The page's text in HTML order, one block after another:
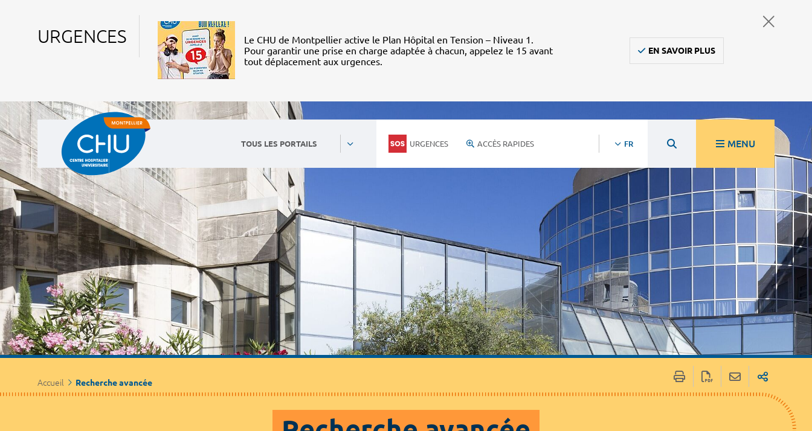
URGENCES
Le CHU de Montpellier active le Plan Hôpital en Tension – Niveau 1.
Pour garantir une prise en charge adaptée à chacun, appelez le 15 avant
tout déplacement aux urgences.
EN SAVOIR PLUS
TOUS LES PORTAILS URGENCES ACCÈS RAPIDES FR MENU
Accueil Recherche avancée